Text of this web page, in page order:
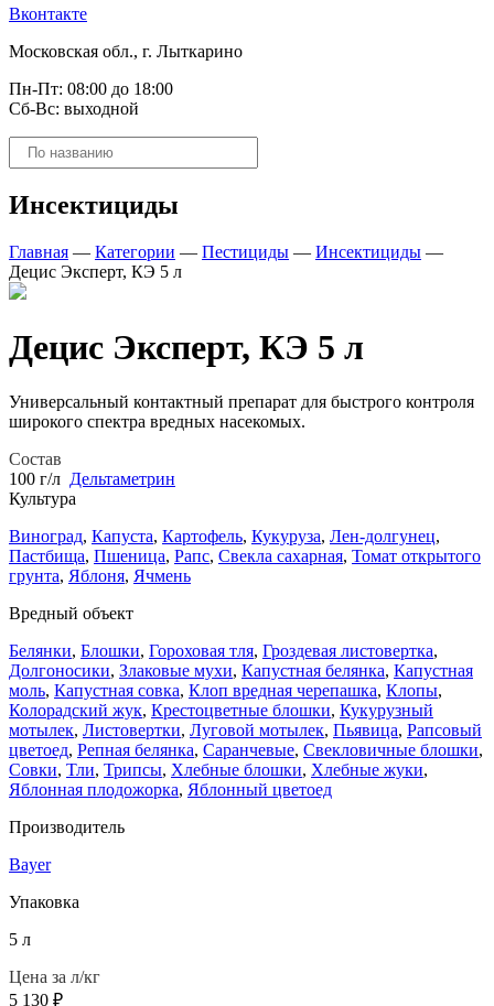
Вконтакте
Московская обл., г. Лыткарино
Пн-Пт: 08:00 до 18:00
Сб-Вс: выходной
Поиск
товаров
Инсектициды
Главная — Категории — Пестициды — Инсектициды —
Децис Эксперт, КЭ 5 л
Децис Эксперт, КЭ 5 л
Универсальный контактный препарат для быстрого контроля
широкого спектра вредных насекомых.
Состав
100 г/л Дельтаметрин
Культура
Виноград, Капуста, Картофель, Кукуруза, Лен-долгунец,
Пастбища, Пшеница, Рапс, Свекла сахарная, Томат открытого
грунта, Яблоня, Ячмень
Вредный объект
Белянки, Блошки, Гороховая тля, Гроздевая листовертка,
Долгоносики, Злаковые мухи, Капустная белянка, Капустная
моль, Капустная совка, Клоп вредная черепашка, Клопы,
Колорадский жук, Крестоцветные блошки, Кукурузный
мотылек, Листовертки, Луговой мотылек, Пьявица, Рапсовый
цветоед, Репная белянка, Саранчевые, Свекловичные блошки,
Совки, Тли, Трипсы, Хлебные блошки, Хлебные жуки,
Яблонная плодожорка, Яблонный цветоед
Производитель
Bayer
Упаковка
5 л
Цена за л/кг
5 130 ₽